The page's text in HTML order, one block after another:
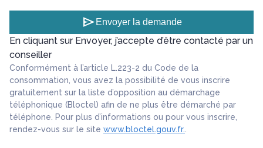
send Envoyer la demande
En cliquant sur Envoyer, j’accepte d’être contacté par un
conseiller
Conformément à l’article L.223-2 du Code de la
consommation, vous avez la possibilité de vous inscrire
gratuitement sur la liste d’opposition au démarchage
téléphonique (Bloctel) afin de ne plus être démarché par
téléphone. Pour plus d’informations ou pour vous inscrire,
rendez-vous sur le site www.bloctel.gouv.fr.